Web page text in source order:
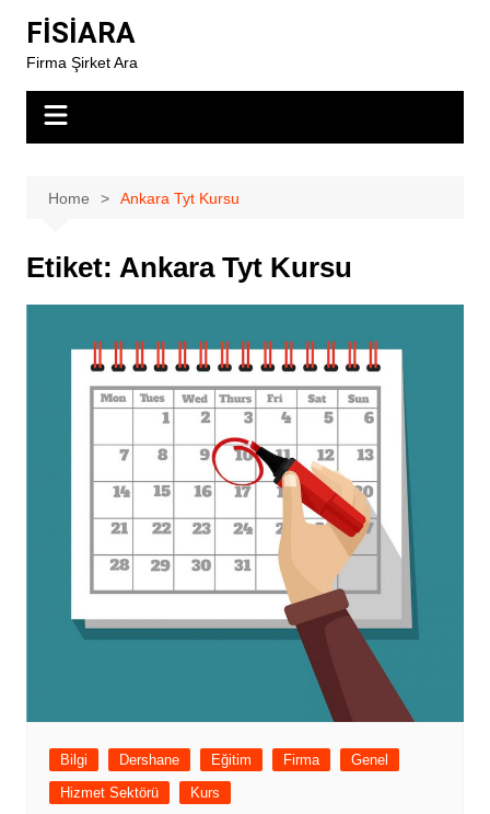
content
FİSİARA
Firma Şirket Ara
Home Ankara Tyt Kursu
Etiket: Ankara Tyt Kursu
Bilgi Dershane Eğitim Firma
Genel
Hizmet Sektörü
Kurs